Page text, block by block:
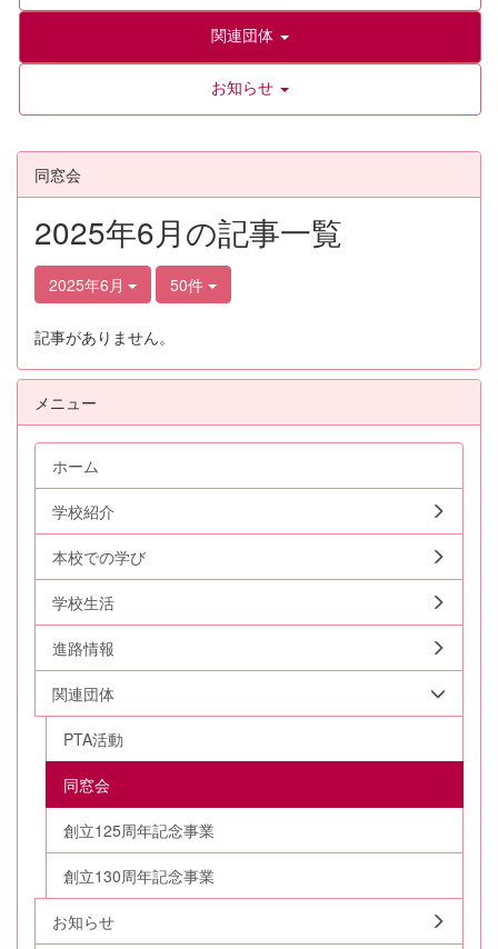
関連団体
お知らせ
同窓会
2025年6月の記事一覧
2025年6月 50件
記事がありません。
メニュー
ホーム
学校紹介
本校での学び
学校生活
進路情報
関連団体
PTA活動
同窓会
創立125周年記念事業
創立130周年記念事業
お知らせ